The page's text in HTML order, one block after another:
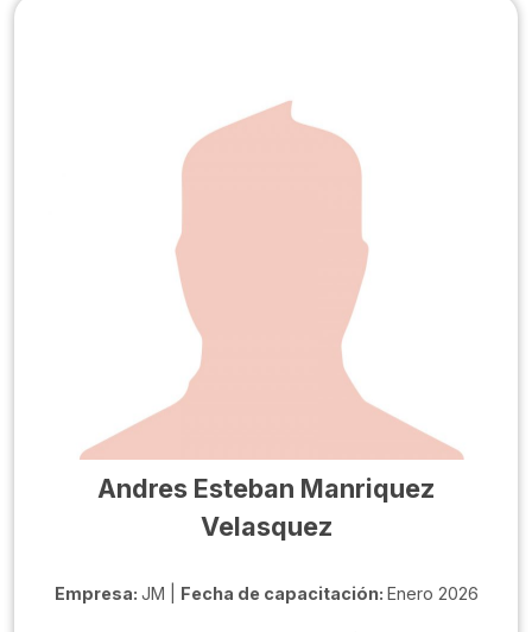
Andres Esteban Manriquez
Velasquez
Empresa: JM | Fecha de capacitación: Enero 2026